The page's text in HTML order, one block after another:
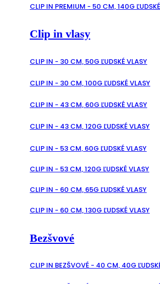
CLIP IN PREMIUM - 50 CM, 140G
Clip in vlasy
CLIP IN - 30 CM, 50G ĽUDSKÉ VLASY
CLIP IN - 30 CM, 100G ĽUDSKÉ VLASY
CLIP IN - 43 CM, 60G ĽUDSKÉ VLASY
CLIP IN - 43 CM, 120G ĽUDSKÉ VLASY
CLIP IN - 53 CM, 60G ĽUDSKÉ VLASY
CLIP IN - 53 CM, 120G ĽUDSKÉ VLASY
CLIP IN - 60 CM, 65G ĽUDSKÉ VLASY
CLIP IN - 60 CM, 130G ĽUDSKÉ VLASY
Bezšvové
CLIP IN BEZŠVOVÉ - 40 CM, 40G